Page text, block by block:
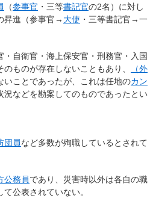
（参事官 ・三等書記官の2名）に対し
昇進（参事官→ 大使 ・三等書記官→一
・自衛官・海上保安官・刑務官・入国
ものが存在しないこともあり、
（外
いことであったが、これは任地のカン
況などを勘案してのものであったとい
団員など多数が殉職しているとされて
公務員であり、災害時以外は各自の職
公表されていない。